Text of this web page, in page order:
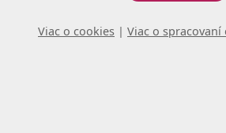
Viac o cookies | Viac o